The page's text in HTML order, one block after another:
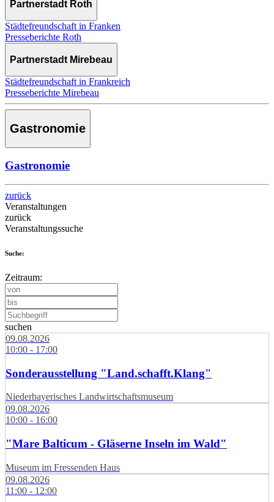
Partnerstadt Roth
Städtefreundschaft in Franken
Presseberichte Roth
Partnerstadt Mirebeau
Städtefreundschaft in Frankreich
Presseberichte Mirebeau
Gastronomie
Gastronomie
zurück
Veranstaltungen
zurück
Veranstaltungssuche
Suche:
Zeitraum:
suchen
09.08.2026
10:00 - 17:00
Sonderausstellung "Land.schafft.Klang"
Niederbayerisches Landwirtschaftsmuseum
09.08.2026
10:00 - 16:00
"Mare Balticum - Gläserne Inseln im Wald"
Museum im Fressenden Haus
09.08.2026
11:00 - 12:00